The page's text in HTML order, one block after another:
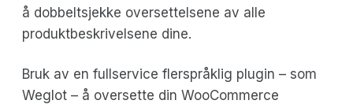
å dobbeltsjekke oversettelsene av alle
produktbeskrivelsene dine.
Bruk av en fullservice flerspråklig plugin – som
Weglot – å oversette din WooCommerce